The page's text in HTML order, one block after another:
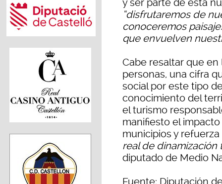
y ser parte de esta
“disfrutaremos de
conoceremos
que envuelven
Cabe resaltar que en
personas, una cifra
social por este tipo
conocimiento del
el turismo
manifiesto el
municipios y
real de dinamización
diputado de Medio